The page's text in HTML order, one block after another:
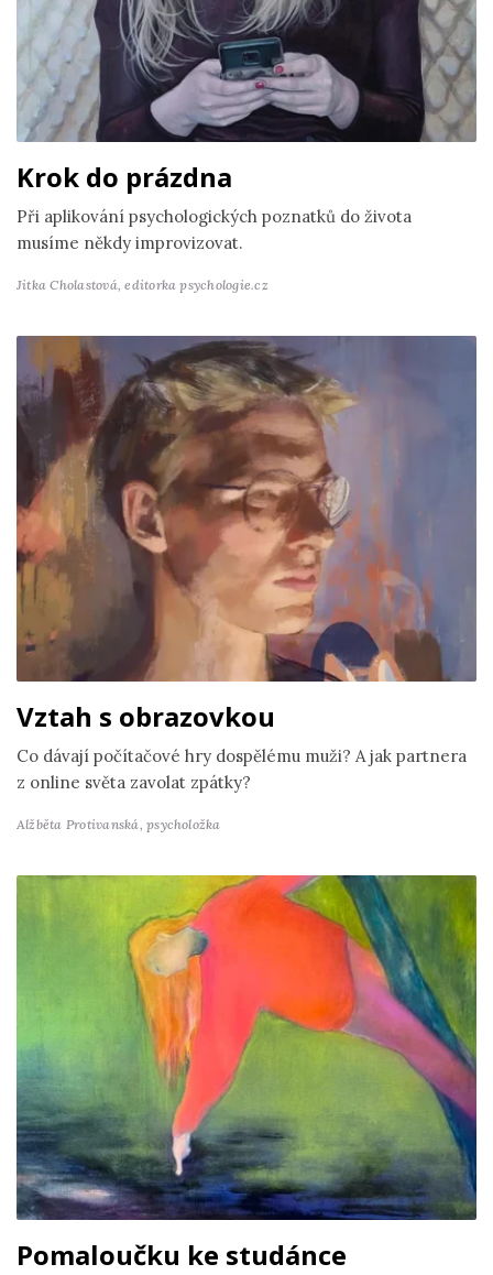
Krok do prázdna
Při aplikování psychologických poznatků do života
musíme někdy improvizovat.
Jitka Cholastová,editorka psychologie.cz
Vztah s obrazovkou
Co dávají počítačové hry dospělému muži? A jak partnera
z online světa zavolat zpátky?
Alžběta Protivanská,psycholožka
Pomaloučku ke studánce